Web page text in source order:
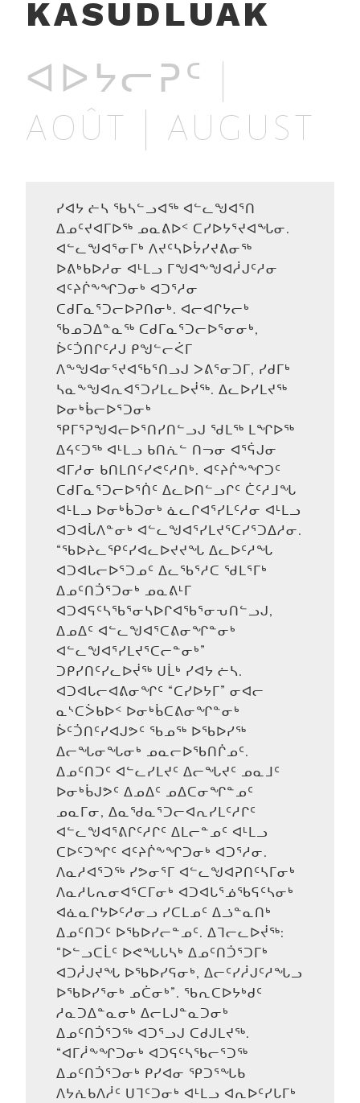
KASUDLUAK
ᐊᐅᔭᓕᕈᑦ |
AOÛT | AUGUST
ᓯᐊᔭ ᓖᓴ ᖃᓴᓪᓗᐊᖅ ᐊᓪᓚᖑᐊᕐᑎ
ᐃᓄᑦᔪᐊᒥᐅᖅ ᓄᓇᕕᐅᑉ ᑕᓯᐅᔭᕐᔪᐊᖓᓂ.
ᐊᓪᓚᖑᐊᕐᓂᒥᒃ ᐱᔪᑦᓴᐅᔮᓯᔪᕕᓂᖅ
ᐅᕕᒃᑲᐅᓱᓂ ᐊᒻᒪᓗ ᒥᖑᐊᖕᖑᐊᓲᒍᑦᓱᓂ
ᐊᑦᔨᒌᖕᖏᑐᓂᒃ ᐊᑐᕐᓱᓂ
ᑕᑯᒥᓇᕐᑐᓕᐅᕈᑎᓂᒃ. ᐊᓕᐊᒋᔭᓕᒃ
ᖃᓄᑐᐃᓐᓇᖅ ᑕᑯᒥᓇᕐᑐᓕᐅᕐᓂᓂᒃ,
ᐆᑦᑑᑎᒋᑦᓱᒍ ᑭᖑᓪᓕᐹᒥ
ᐱᖕᖑᐊᓂᕐᔪᐊᖃᕐᑎᓗᒍ ᐳᕕᕐᓂᑐᒥ, ᓯᑯᒥᒃ
ᓴᓇᖕᖑᐊᕆᐊᕐᑐᓯᒪᓚᐅᔫᖅ. ᐃᓚᐅᓯᒪᔪᖅ
ᐅᓂᒃᑳᓕᐅᕐᑐᓂᒃ
ᕿᒥᕐᕈᖑᐊᓕᐅᕐᑎᓯᑎᓪᓗᒍ ᖁᒪᖅ ᒪᖏᐅᖅ
ᐃᔦᑦᑐᖅ ᐊᒻᒪᓗ ᑲᑎᕇᓪ ᑎᓓᓂ ᐊᕐᕌᒍᓂ
ᐊᒥᓱᓂ ᑲᑎᒪᑎᑦᓯᕙᑦᓱᑎᒃ. ᐊᑦᔨᒌᖕᖏᑐᑦ
ᑕᑯᒥᓇᕐᑐᓕᐅᕐᑏᑦ ᐃᓚᐅᑎᓪᓗᒋᑦ ᑖᑦᓱᒧᖓ
ᐊᒻᒪᓗ ᐅᓂᒃᑳᑐᓂᒃ ᓈᓚᒋᐊᕐᓯᒪᑦᓱᓂ ᐊᒻᒪᓗ
ᐊᑐᐊᒑᐱᓐᓂᒃ ᐊᓪᓚᖑᐊᕐᓯᒪᔪᕐᑕᓯᕐᑐᐃᓱᓂ.
“ᖃᐅᔨᓚᕿᑦᓯᐊᓚᐅᔪᔪᖓ ᐃᓚᐅᑦᓱᖓ
ᐊᑐᐊᒐᓕᐅᕐᑐᓄᑦ ᐃᓚᖃᕐᓱᑕ ᖁᒪᕐᒥᒃ
ᐃᓄᑦᑎᑑᕐᑐᓂᒃ ᓄᓇᕕᒻᒥ
ᐊᑐᐊᕋᑦᓴᖃᕐᓂᓴᐅᒋᐊᖃᕐᓂᕃᑎᓪᓗᒍ,
ᐃᓄᐃᑦ ᐊᓪᓚᖑᐊᕐᑕᕕᓂᖏᓐᓂᒃ
ᐊᓪᓚᖑᐊᕐᓯᒪᔪᕐᑕᓕᓐᓂᒃ”
ᑐᑭᓯᑎᑦᓯᓚᐅᔫᖅ ᑌᒫᒃ ᓯᐊᔭ ᓖᓴ.
ᐊᑐᐊᒐᓕᐊᕕᓂᖏᑦ “ᑕᓯᐅᔭᒥ” ᓂᐊᓕ
ᓇᔅᑕᐴᑲᐅᑉ ᐅᓂᒃᑳᑕᕕᓂᖏᓐᓂᒃ
ᐆᑦᑑᑎᑦᓯᐊᒍᕗᑦ ᖃᓄᖅ ᐅᖃᐅᓯᖅ
ᐃᓕᖓᓂᖓᓂᒃ ᓄᓇᓕᐅᖃᑎᒌᓄᑦ.
ᐃᓄᑦᑎᑐᑦ ᐊᓪᓚᓯᒪᔪᑦ ᐃᓕᖓᔪᑦ ᓄᓇᒧᑦ
ᐅᓂᒃᑳᒍᕗᑦ ᐃᓄᐃᑦ ᓄᐃᑕᓂᖏᓐᓄᑦ
ᓄᓇᒥᓂ, ᐃᓇᖁᓇᕐᑐᓕᐊᕆᓯᒪᑦᓱᒋᑦ
ᐊᓪᓚᖑᐊᕐᕕᒋᑦᓱᒋᑦ ᐃᒪᓕᓐᓄᑦ ᐊᒻᒪᓗ
ᑕᐅᑦᑐᖏᑦ ᐊᑦᔨᒌᖕᖏᑐᓂᒃ ᐊᑐᕐᓱᓂ.
ᐱᓇᓱᐊᕐᑐᖅ ᓯᕗᓂᕐᒥ ᐊᓪᓚᖑᐊᕈᑎᑦᓴᒥᓂᒃ
ᐱᓇᓱᒐᕆᓂᐊᕐᑕᒥᓂᒃ ᐊᑐᐊᒐᕐᓅᖃᕋᑦᓴᓂᒃ
ᐊᓈᓇᒋᔭᐅᑦᓱᓂᓗ ᓯᑕᒪᓄᑦ ᐃᓘᓐᓇᑎᒃ
ᐃᓄᑦᑎᑐᑦ ᐅᖃᐅᓯᓕᓐᓄᑦ. ᐃᒣᓕᓚᐅᔫᖅ:
“ᐅᓪᓗᑕᒫᑦ ᐅᕙᖓᒐᓴᒃ ᐃᓄᑦᑎᑑᕐᑐᒥᒃ
ᐊᑐᓲᒍᔪᖓ ᐅᖃᐅᓯᕋᓂᒃ, ᐃᓕᑦᓯᓲᒍᑦᓱᖓᓗ
ᐅᖃᐅᓯᕐᓂᒃ ᓄᑖᓂᒃ”. ᖃᕆᑕᐅᔭᒃᑯᑦ
ᓱᓇᑐᐃᓐᓇᓂᒃ ᐃᓕᒪᒍᓐᓇᑐᓂᒃ
ᐃᓄᑦᑎᑑᕐᑐᖅ ᐊᑐᕐᓗᒍ ᑕᑯᒍᒪᔪᖅ.
“ᐊᒥᓲᖕᖏᑐᓂᒃ ᐊᑐᕋᑦᓴᖃᓕᕐᑐᖅ
ᐃᓄᑦᑎᑑᕐᑐᓂᒃ ᑭᓯᐊᓂ ᕿᑐᕐᖓᑲ
ᐱᔭᕇᑲᐱᓲᑦ ᑌᒣᑦᑐᓂᒃ ᐊᒻᒪᓗ ᐊᕆᐅᑦᓯᒐᒥᒃ